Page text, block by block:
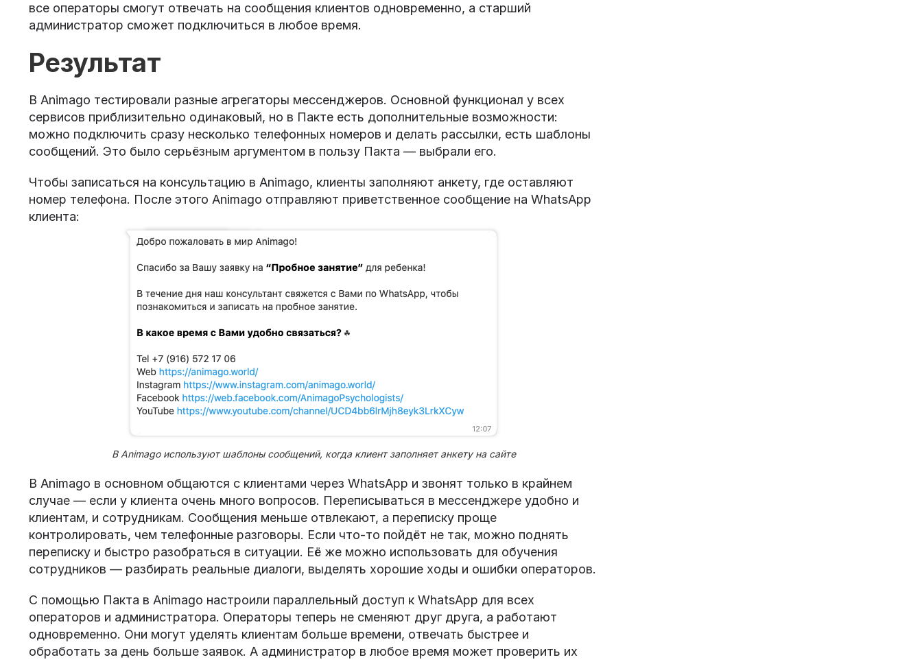
все операторы смогут отвечать на сообщения клиентов одновременно, а старший
администратор сможет подключиться в любое время.
Результат
В Animago тестировали разные агрегаторы мессенджеров. Основной функционал у всех
сервисов приблизительно одинаковый, но в Пакте есть дополнительные возможности:
можно подключить сразу несколько телефонных номеров и делать рассылки, есть шаблоны
сообщений. Это было серьёзным аргументом в пользу Пакта — выбрали его.
Чтобы записаться на консультацию в Animago, клиенты заполняют анкету, где оставляют
номер телефона. После этого Animago отправляют приветственное сообщение на WhatsApp
клиента:
В Animago используют шаблоны сообщений, когда клиент заполняет анкету на сайте
В Animago в основном общаются с клиентами через WhatsApp и звонят только в крайнем
случае — если у клиента очень много вопросов. Переписываться в мессенджере удобно и
клиентам, и сотрудникам. Сообщения меньше отвлекают, а переписку проще
контролировать, чем телефонные разговоры. Если что-то пойдёт не так, можно поднять
переписку и быстро разобраться в ситуации. Её же можно использовать для обучения
сотрудников — разбирать реальные диалоги, выделять хорошие ходы и ошибки операторов.
С помощью Пакта в Animago настроили параллельный доступ к WhatsApp для всех
операторов и администратора. Операторы теперь не сменяют друг друга, а работают
одновременно. Они могут уделять клиентам больше времени, отвечать быстрее и
обработать за день больше заявок. А администратор в любое время может проверить их